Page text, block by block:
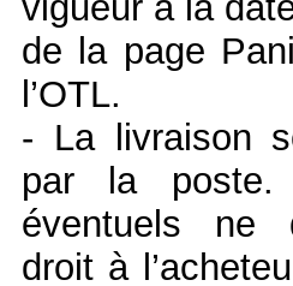
de la page
l’OTL.
- La livraison
par la poste.
éventuels ne
droit à